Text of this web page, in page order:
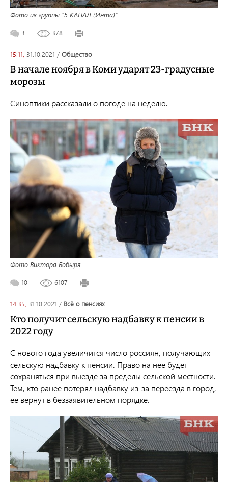
Фото из группы "5 КАНАЛ (Инта)"
3 378
15:11, 31.10.2021 / общество
В начале ноября в Коми ударят 23-градусные
морозы
Синоптики рассказали о погоде на неделю.
Фото Виктора Бобыря
10 6107
14:35, 31.10.2021 / всё о пенсиях
Кто получит сельскую надбавку к пенсии в
2022 году
С нового года увеличится число россиян, получающих
сельскую надбавку к пенсии. Право на нее будет
сохраняться при выезде за пределы сельской местности.
Тем, кто ранее потерял надбавку из-за переезда в город,
ее вернут в беззаявительном порядке.